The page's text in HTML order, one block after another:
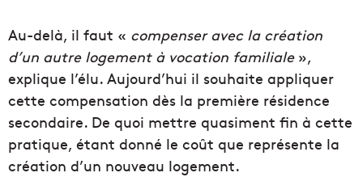
Au-delà, il faut « compenser avec la création
d’un autre logement à vocation familiale»,
explique l’élu. Aujourd’hui il souhaite appliquer
cette compensation dès la première résidence
secondaire. De quoi mettre quasiment fin à cette
pratique, étant donné le coût que représente la
création d’un nouveau logement.